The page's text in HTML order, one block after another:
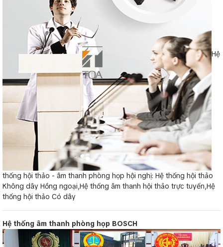
Hệ
thống hội thảo - âm thanh phòng họp hội nghị: Hệ thống hội thảo
Không dây Hồng ngoại,Hệ thống âm thanh hội thảo trực tuyến,Hệ
thống hội thảo Có dây
Hệ thống âm thanh phòng họp BOSCH